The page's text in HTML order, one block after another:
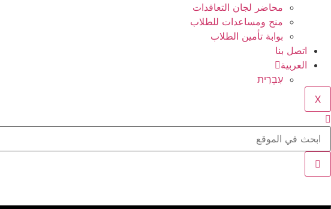
محاضر لجان التعاقدات
منح ومساعدات للطلاب
بوابة تأمين الطلاب
اتصل بنا
العربية
עִבְרִית
X